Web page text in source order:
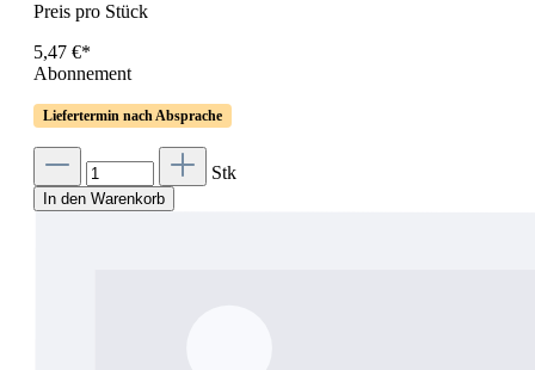
Preis pro Stück
5,47 €*
Abonnement
Liefertermin nach Absprache
Stk
In den Warenkorb